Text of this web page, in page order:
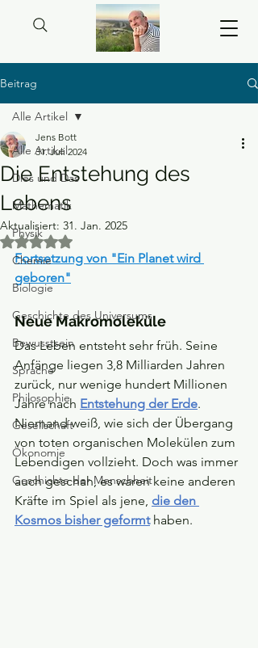
Beitrag
Alle Artikel
Dies und Das
Mathematik
Physik
Chemie
Biologie
Geschichte des Universums
Bewusstsein
Sprache
Philosophie
Gesellschaft
Ökonomie
Geschichte der Menschheit
Alle Artikel
Die Entstehung des
Lebens
Jens Bott
31. Juli 2024
Aktualisiert: 31. Jan. 2025
Mit NaN von 5 Sternen bewertet.
Fortsetzung von "Ein Planet wird
geboren"
Neue Makromoleküle
Das Leben entsteht sehr früh. Seine
Anfänge liegen 3,8 Milliarden Jahren
zurück, nur wenige hundert Millionen
Jahre nach Entstehung der Erde.
Niemand weiß, wie sich der Übergang
von toten organischen Molekülen zum
Lebendigen vollzieht. Doch was immer
auch geschah, es waren keine anderen
Kräfte im Spiel als jene, die den
Kosmos bisher geformt haben.